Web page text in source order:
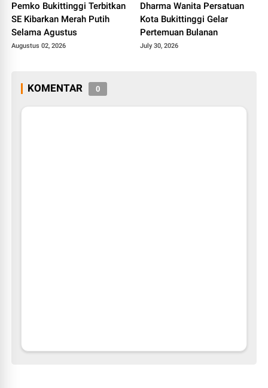
Pemko Bukittinggi Terbitkan
SE Kibarkan Merah Putih
Selama Agustus
Augustus 02, 2026
Dharma Wanita Persatuan
Kota Bukittinggi Gelar
Pertemuan Bulanan
July 30, 2026
KOMENTAR 0